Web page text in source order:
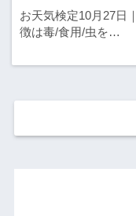
お天気検定10月27日
徴は毒/食用/虫を…